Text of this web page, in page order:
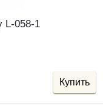
L-058-1
Купить